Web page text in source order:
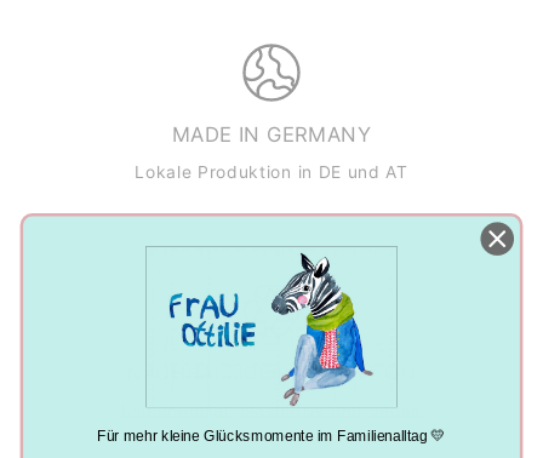
MADE IN GERMANY
Lokale Produktion in DE und AT
NACHHALTIGE PRODUKTION
Klimaneutral, plastikfrei und vegan
Für mehr kleine Glücksmomente im Familienalltag 💛